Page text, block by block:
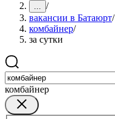
... /
вакансии в Батаюрт/
комбайнер/
за сутки
комбайнер